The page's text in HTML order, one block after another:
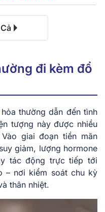
đi kèm đổ
thường dẫn đến tình
tượng này được nhiều
giai đoạn tiền mãn
giảm, lượng hormone
tác động trực tiếp tới
– nơi kiểm soát chu kỳ
thân nhiệt.